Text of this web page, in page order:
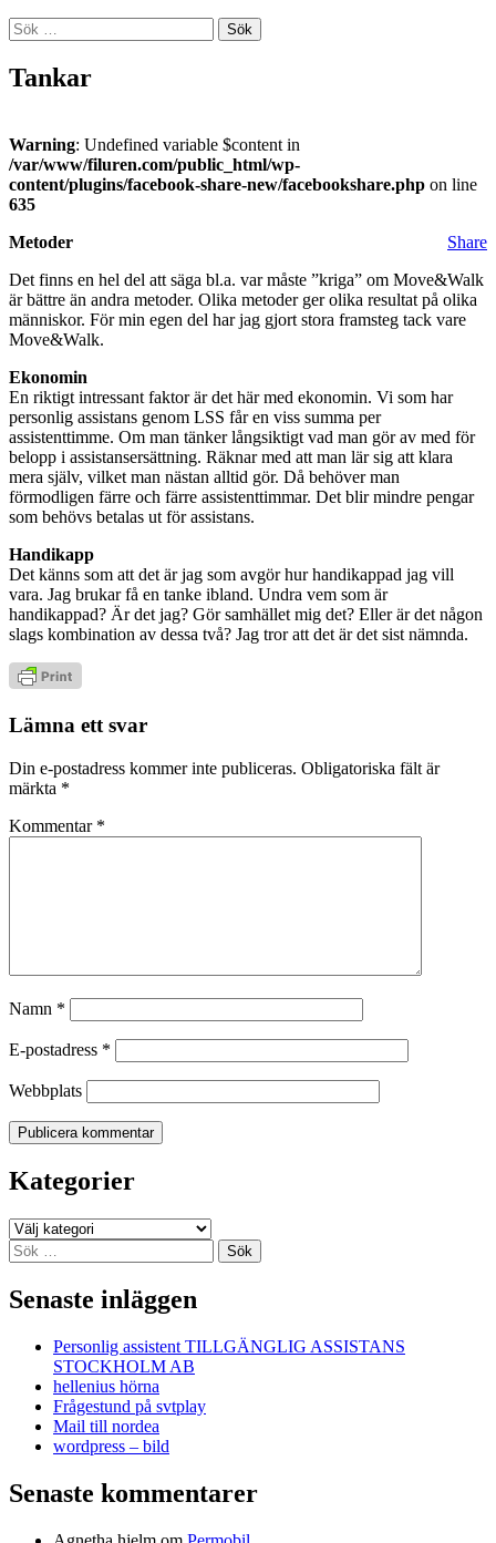
Sök
efter:
Tankar
Warning: Undefined variable $content in
/var/www/filuren.com/public_html/wp-
content/plugins/facebook-share-new/facebookshare.php on line
635
Share
Metoder
Det finns en hel del att säga bl.a. var måste ”kriga” om Move&Walk
är bättre än andra metoder. Olika metoder ger olika resultat på olika
människor. För min egen del har jag gjort stora framsteg tack vare
Move&Walk.
Ekonomin
En riktigt intressant faktor är det här med ekonomin. Vi som har
personlig assistans genom LSS får en viss summa per
assistenttimme. Om man tänker långsiktigt vad man gör av med för
belopp i assistansersättning. Räknar med att man lär sig att klara
mera själv, vilket man nästan alltid gör. Då behöver man
förmodligen färre och färre assistenttimmar. Det blir mindre pengar
som behövs betalas ut för assistans.
Handikapp
Det känns som att det är jag som avgör hur handikappad jag vill
vara. Jag brukar få en tanke ibland. Undra vem som är
handikappad? Är det jag? Gör samhället mig det? Eller är det någon
slags kombination av dessa två? Jag tror att det är det sist nämnda.
Lämna ett svar
Din e-postadress kommer inte publiceras. Obligatoriska fält är
märkta *
Kommentar *
Namn *
E-postadress *
Webbplats
Kategorier
Kategorier
Sök
efter:
Senaste inläggen
Personlig assistent TILLGÄNGLIG ASSISTANS
STOCKHOLM AB
hellenius hörna
Frågestund på svtplay
Mail till nordea
wordpress – bild
Senaste kommentarer